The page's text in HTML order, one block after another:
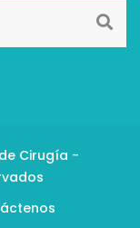
Cirugía -